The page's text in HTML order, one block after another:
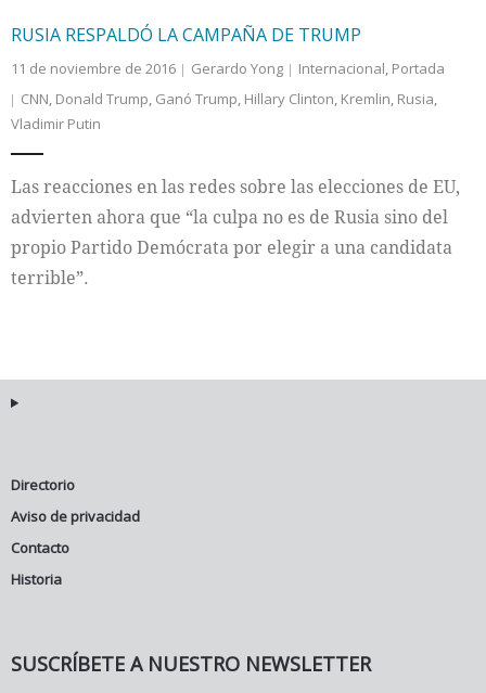
RUSIA RESPALDÓ LA CAMPAÑA DE TRUMP
11 de noviembre de 2016 Gerardo Yong Internacional, Portada
CNN, Donald Trump, Ganó Trump, Hillary Clinton, Kremlin, Rusia,
Vladimir Putin
Las reacciones en las redes sobre las elecciones de EU,
advierten ahora que “la culpa no es de Rusia sino del
propio Partido Demócrata por elegir a una candidata
terrible”.
Directorio
Aviso de privacidad
Contacto
Historia
SUSCRÍBETE A NUESTRO NEWSLETTER